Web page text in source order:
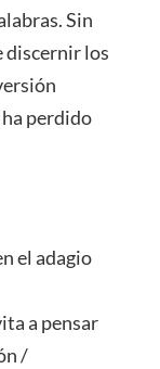
Sin
discernir los
perdido
el adagio
a pensar
/